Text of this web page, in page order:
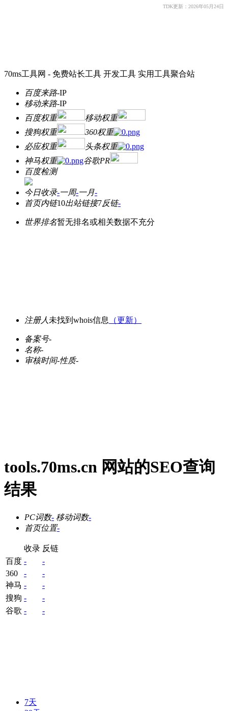
TDK更新：2026年05月24日
70ms工具网 - 免费站长工具 开发工具 实用工具聚合站
百度来路-IP
移动来路-IP
百度权重
移动权重
搜狗权重
360权重
必应权重
头条权重
神马权重
谷歌PR
百度检测
今日收录-一周-一月-
首页内链10出站链接7反链-
世界排名暂无排名或相关数据不充分
注册人 未找到whois信息 （更新）
备案号-
名称-
审核时间-性质-
tools.70ms.cn 网站的SEO查询
结果
PC词数- 移动词数-
首页位置-
收录 反链
百度 -
-
360
-
-
神马 -
-
搜狗 -
-
谷歌 - -
7天